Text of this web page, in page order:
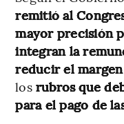
remitió al
mayor precisión
integran la
reducir el
los rubros que
para el pago de